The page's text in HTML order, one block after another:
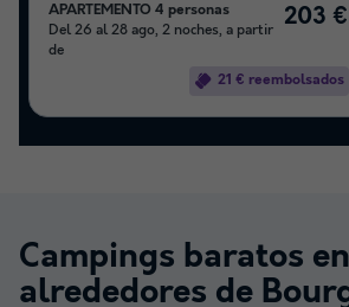
APARTEMENTO 4 personas
Del 26 al 28 ago, 2 noches, a partir
de
203 €
21 € reembolsados
Campings baratos
alrededores de